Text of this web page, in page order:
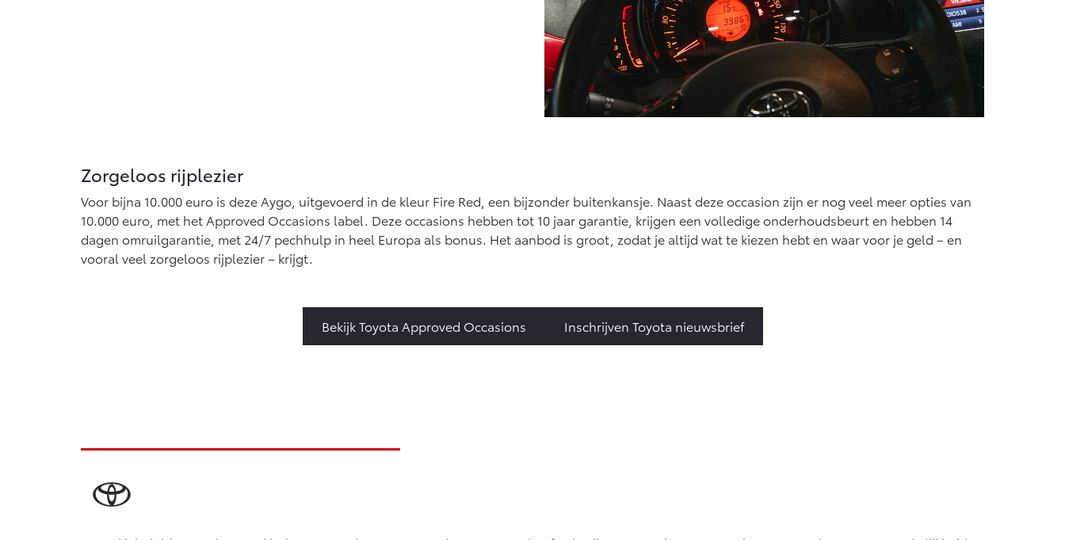
Zorgeloos rijplezier
Voor bijna 10.000 euro is deze Aygo, uitgevoerd in de kleur Fire Red, een bijzonder buitenkansje. Naast deze occasion zijn er nog veel meer opties van
10.000 euro, met het Approved Occasions label. Deze occasions hebben tot 10 jaar garantie, krijgen een volledige onderhoudsbeurt en hebben 14
dagen omruilgarantie, met 24/7 pechhulp in heel Europa als bonus. Het aanbod is groot, zodat je altijd wat te kiezen hebt en waar voor je geld – en
vooral veel zorgeloos rijplezier – krijgt.
Bekijk Toyota Approved Occasions Inschrijven Toyota nieuwsbrief